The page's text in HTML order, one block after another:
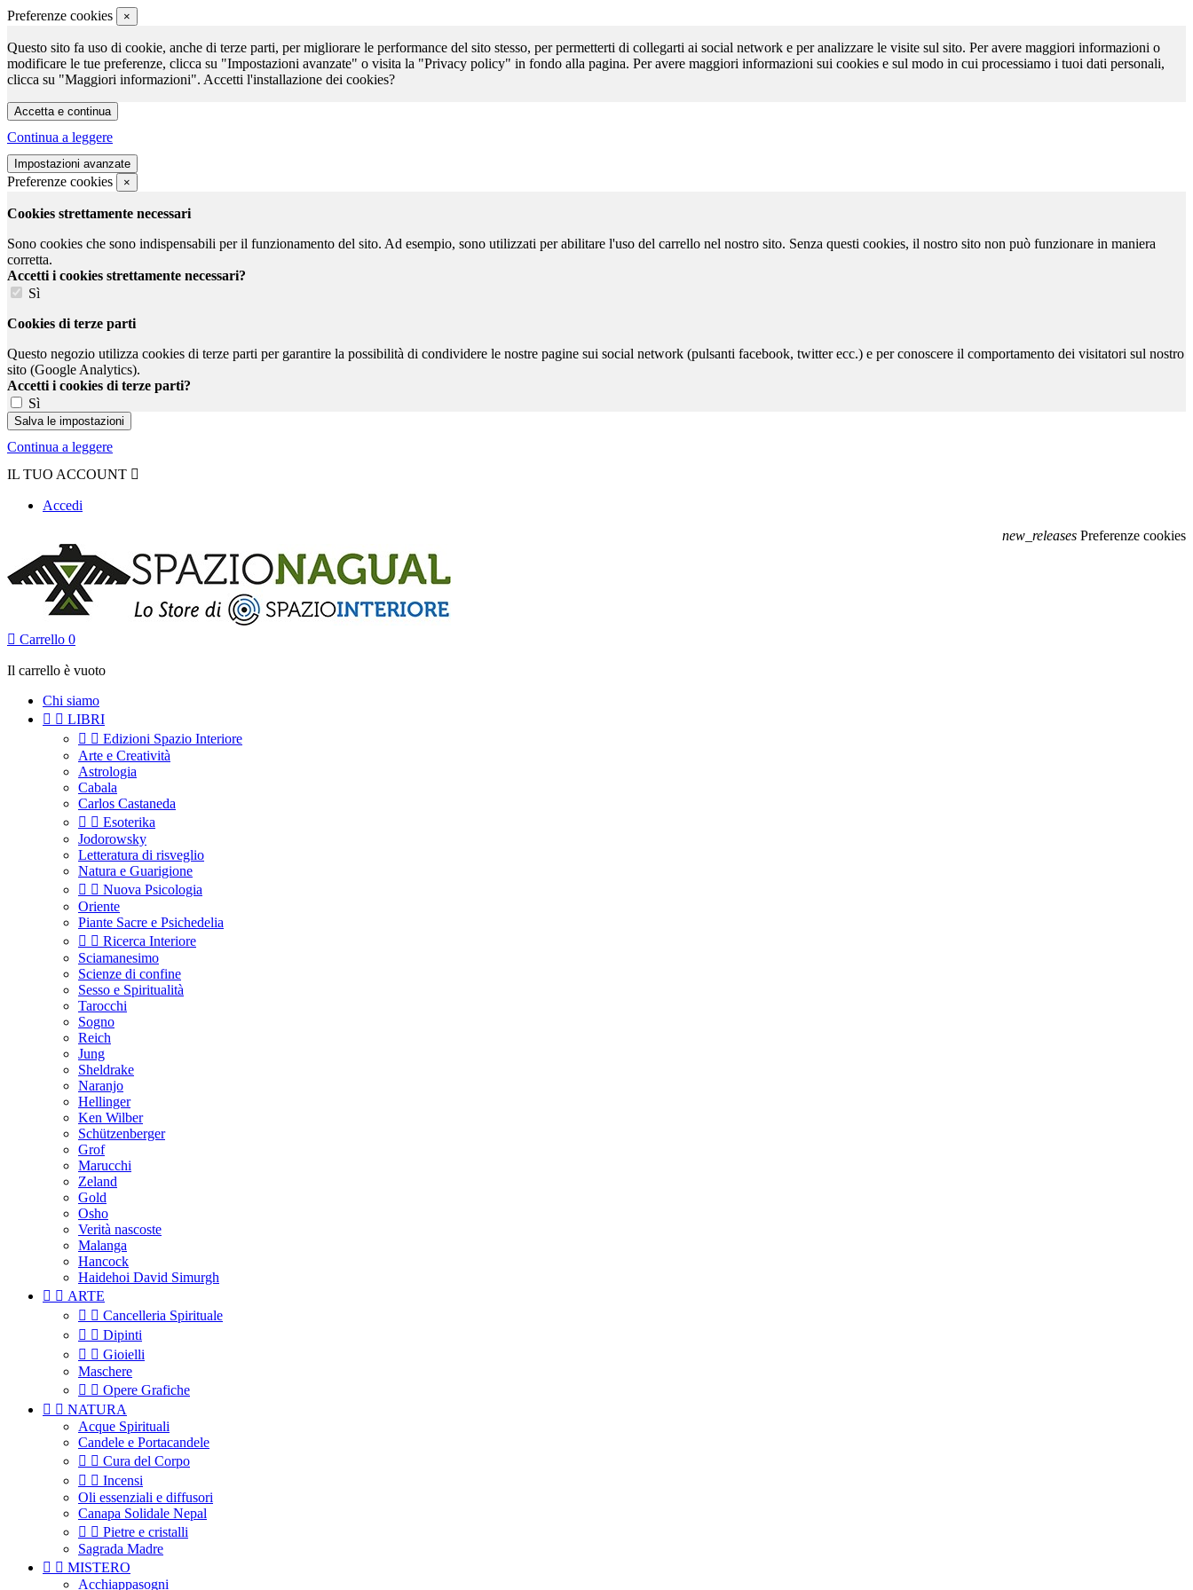
Preferenze cookies ×
Questo sito fa uso di cookie, anche di terze parti, per migliorare le performance del sito stesso, per permetterti di collegarti ai social network e per analizzare le visite sul sito. Per avere maggiori informazioni o
modificare le tue preferenze, clicca su "Impostazioni avanzate" o visita la "Privacy policy" in fondo alla pagina. Per avere maggiori informazioni sui cookies e sul modo in cui processiamo i tuoi dati personali,
clicca su "Maggiori informazioni". Accetti l'installazione dei cookies?
Continua a leggere
Preferenze cookies ×
Cookies strettamente necessari
Sono cookies che sono indispensabili per il funzionamento del sito. Ad esempio, sono utilizzati per abilitare l'uso del carrello nel nostro sito. Senza questi cookies, il nostro sito non può funzionare in maniera
corretta.
Accetti i cookies strettamente necessari?
Sì
Cookies di terze parti
Questo negozio utilizza cookies di terze parti per garantire la possibilità di condividere le nostre pagine sui social network (pulsanti facebook, twitter ecc.) e per conoscere il comportamento dei visitatori sul nostro
sito (Google Analytics).
Accetti i cookies di terze parti?
Sì
Continua a leggere
IL TUO ACCOUNT 
Accedi
new_releases Preferenze cookies
 Carrello 0
Il carrello è vuoto
Chi siamo
  LIBRI
  Edizioni Spazio Interiore
Arte e Creatività
Astrologia
Cabala
Carlos Castaneda
  Esoterika
Jodorowsky
Letteratura di risveglio
Natura e Guarigione
  Nuova Psicologia
Oriente
Piante Sacre e Psichedelia
  Ricerca Interiore
Sciamanesimo
Scienze di confine
Sesso e Spiritualità
Tarocchi
Sogno
Reich
Jung
Sheldrake
Naranjo
Hellinger
Ken Wilber
Schützenberger
Grof
Marucchi
Zeland
Gold
Osho
Verità nascoste
Malanga
Hancock
Haidehoi David Simurgh
  ARTE
  Cancelleria Spirituale
  Dipinti
  Gioielli
Maschere
  Opere Grafiche
  NATURA
Acque Spirituali
Candele e Portacandele
  Cura del Corpo
  Incensi
Oli essenziali e diffusori
Canapa Solidale Nepal
  Pietre e cristalli
Sagrada Madre
  MISTERO
Acchiappasogni